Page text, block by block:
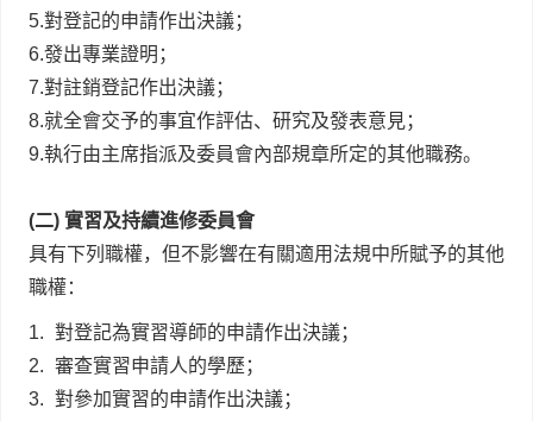
5.對登記的申請作出決議；
6.發出專業證明；
7.對註銷登記作出決議；
8.就全會交予的事宜作評估、研究及發表意見；
9.執行由主席指派及委員會內部規章所定的其他職務。
(二) 實習及持續進修委員會
具有下列職權，但不影響在有關適用法規中所賦予的其他
職權：
1. 對登記為實習導師的申請作出決議；
2. 審查實習申請人的學歷；
3. 對參加實習的申請作出決議；